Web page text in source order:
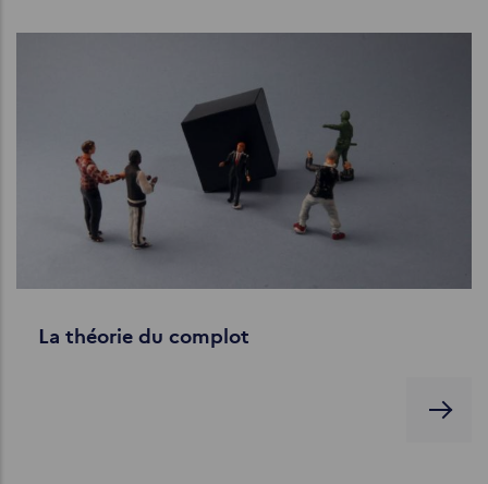
La théorie du complot